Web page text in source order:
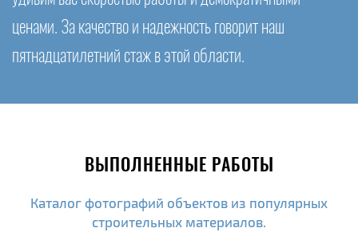
ценами. За качество и надежность говорит наш
пятнадцатилетний стаж в этой области.
ВЫПОЛНЕННЫЕ РАБОТЫ
Каталог фотографий объектов из популярных
строительных материалов.